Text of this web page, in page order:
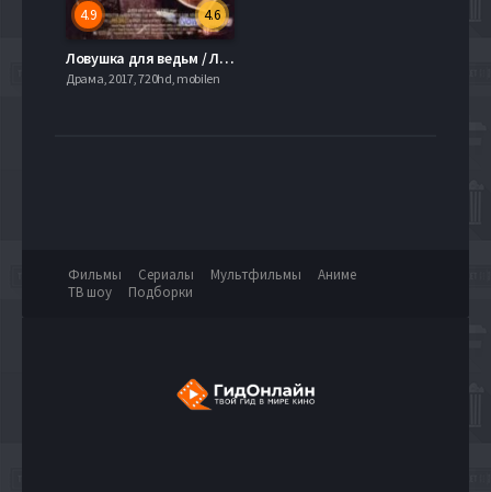
4.6
4.9
Ловушка для ведьм / Ловушка ведьм (1989)
Драма, 2017, 720hd, mobilen
Фильмы Сериалы Мультфильмы
Аниме
ТВ шоу
Подборки